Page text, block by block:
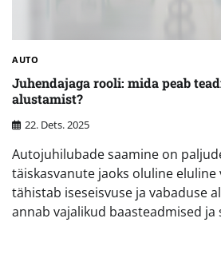
AUTO
Juhendajaga rooli: mida peab
alustamist?
22. Dets. 2025
Autojuhilubade saamine on
täiskasvanute jaoks oluline
tähistab iseseisvuse ja vabaduse
annab vajalikud baasteadmised